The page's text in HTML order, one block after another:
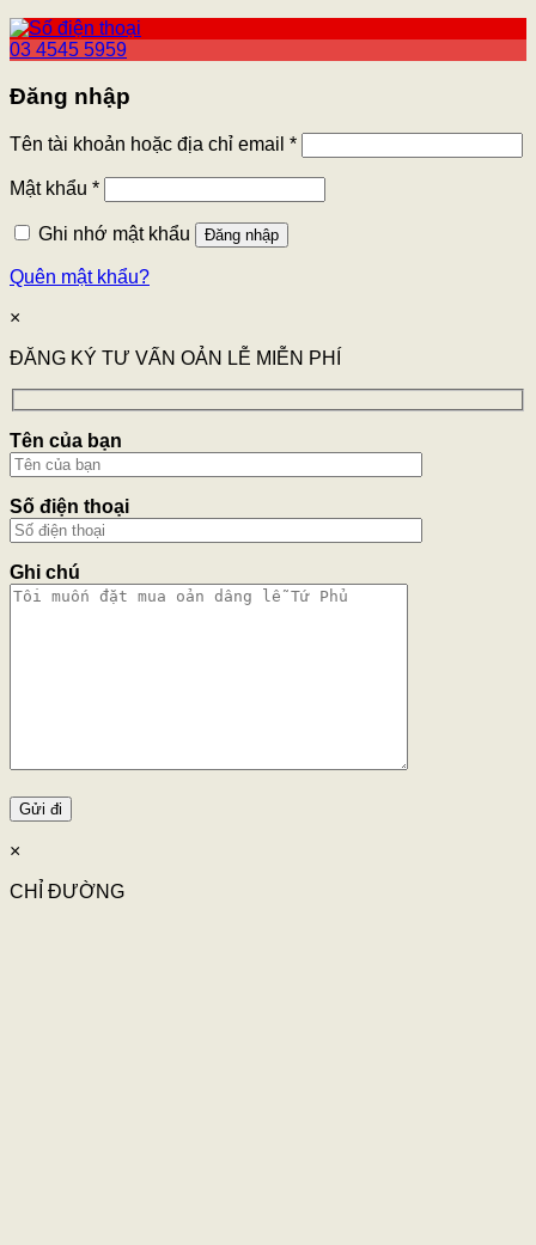
03 4545 5959
Đăng nhập
Tên tài khoản hoặc địa chỉ email *
Mật khẩu *
Ghi nhớ mật khẩu Đăng nhập
Quên mật khẩu?
×
ĐĂNG KÝ TƯ VẤN OẢN LỄ MIỄN PHÍ
Tên của bạn
Số điện thoại
Ghi chú
×
CHỈ ĐƯỜNG